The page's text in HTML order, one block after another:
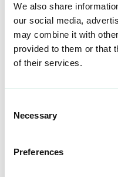
We also share
our social media,
may combine it with
provided to them or that
of their services.
Selection
Necessary
Preferences
Marko Paakkunainen on